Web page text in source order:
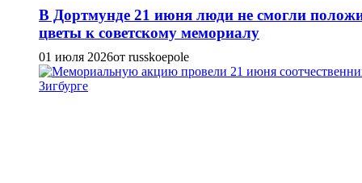
В Дортмунде 21 июня люди не смогли
цветы к советскому мемориалу
01 июля 2026от russkoepole